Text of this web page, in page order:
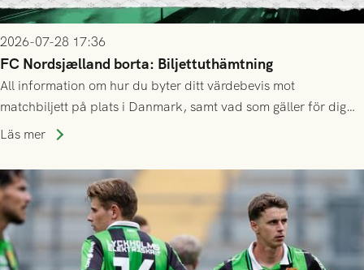
2026-07-28 17:36
FC Nordsjælland borta: Biljettuthämtning
All information om hur du byter ditt värdebevis mot
matchbiljett på plats i Danmark, samt vad som gäller för dig
som står på reservlista eller fått förhinder.
Läs mer